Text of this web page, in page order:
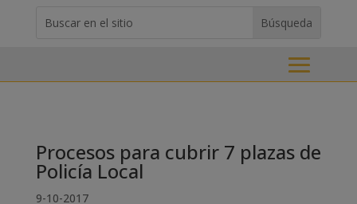
for...
Procesos para cubrir 7 plazas de
Policía Local
9-10-2017